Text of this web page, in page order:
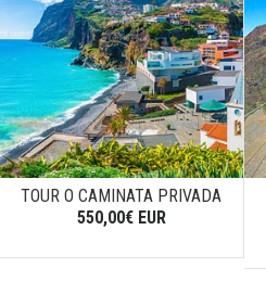
TOUR O CAMINATA PRIVADA
550,00€ EUR